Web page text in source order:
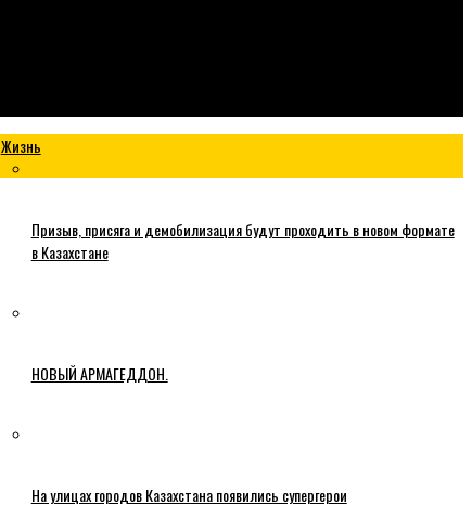
Жизнь
Призыв, присяга и демобилизация будут проходить в новом формате
в Казахстане
НОВЫЙ АРМАГЕДДОН.
На улицах городов Казахстана появились супергерои